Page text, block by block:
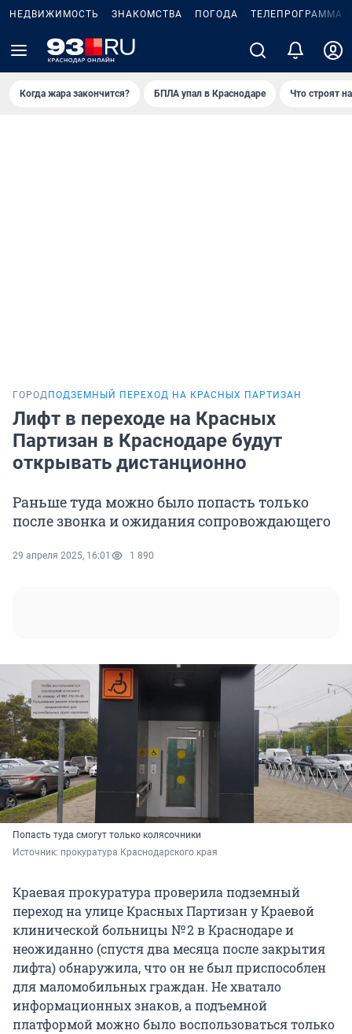
НЕДВИЖИМОСТЬ ЗНАКОМСТВА ПОГОДА ТЕЛЕПРОГРАММА
Когда жара закончится? БПЛА упал в Краснодаре Что строят
ГОРОД ПОДЗЕМНЫЙ ПЕРЕХОД НА КРАСНЫХ ПАРТИЗАН
Лифт в переходе на Красных
Партизан в Краснодаре будут
открывать дистанционно
Раньше туда можно было попасть только
после звонка и ожидания сопровождающего
29 апреля 2025, 16:01 1 890
Попасть туда смогут только колясочники
Источник: прокуратура Краснодарского края
Краевая прокуратура проверила подземный
переход на улице Красных Партизан у Краевой
клинической больницы № 2 в Краснодаре и
неожиданно (спустя два месяца после закрытия
лифта) обнаружила, что он не был приспособлен
для маломобильных граждан. Не хватало
информационных знаков, а подъемной
платформой можно было воспользоваться только